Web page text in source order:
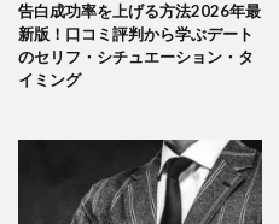
告白成功率を上げる方法2026年最
新版！口コミ評判から学ぶデート
のセリフ・シチュエーション・タ
イミング